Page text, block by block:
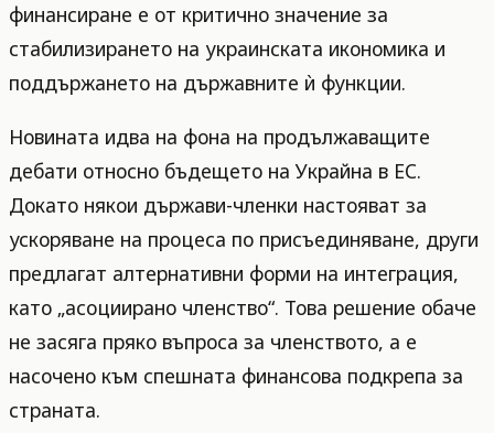
финансиране е от критично значение за
стабилизирането на украинската икономика и
поддържането на държавните ѝ функции.
Новината идва на фона на продължаващите
дебати относно бъдещето на Украйна в ЕС.
Докато някои държави-членки настояват за
ускоряване на процеса по присъединяване, други
предлагат алтернативни форми на интеграция,
като „асоциирано членство“. Това решение обаче
не засяга пряко въпроса за членството, а е
насочено към спешната финансова подкрепа за
страната.